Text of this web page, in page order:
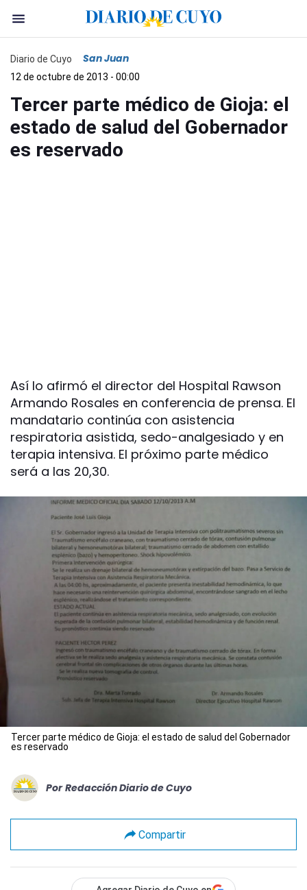
Diario de Cuyo San Juan
12 de octubre de 2013 - 00:00
Tercer parte médico de Gioja: el
estado de salud del Gobernador
es reservado
Así lo afirmó el director del Hospital Rawson
Armando Rosales en conferencia de prensa. El
mandatario continúa con asistencia
respiratoria asistida, sedo-analgesiado y en
terapia intensiva. El próximo parte médico
será a las 20,30.
Tercer parte médico de Gioja: el estado de salud del Gobernador
es reservado
Por Redacción Diario de Cuyo
Compartir